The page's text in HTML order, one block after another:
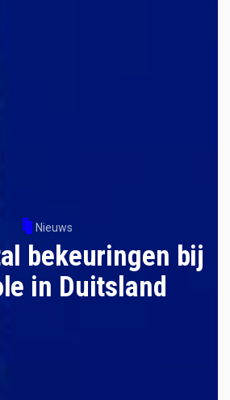
Nieuws
bekeuringen bij
in Duitsland